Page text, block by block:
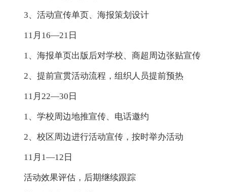
3、活动宣传单页、海报策划设计
11月16—21日
1、海报单页出版后对学校、商超周边张贴宣传
2、提前宣贯活动流程，组织人员提前预热
11月22—30日
1、学校周边地推宣传、电话邀约
2、校区周边进行活动宣传，按时举办活动
11月1—12日
活动效果评估，后期继续跟踪